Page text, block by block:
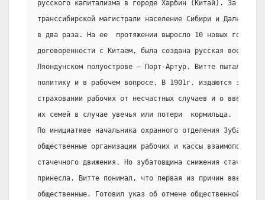
русского капитализма в городе Харбин (Китай). За 14
транссибирской магистрали население Сибири и Дальнего
в два раза. На ее  протяжении выросло 10 новых
договоренности с Китаем, была создана русская военно-
Ляондунском полуострове – Порт-Артур. Витте пытался
политику и в рабочем вопросе. В 1901г. издаются законы
страховании рабочих от несчастных случаев и о
их семей в случае увечья или потери  кормильца.
По инициативе начальника охранного отделения Зубатого
общественные организации рабочих и кассы
стачечного движения. Но зубатовщина снижения
принесла. Витте понимал, что первая из причин введения
общественные. Готовил указ об отмене общественной